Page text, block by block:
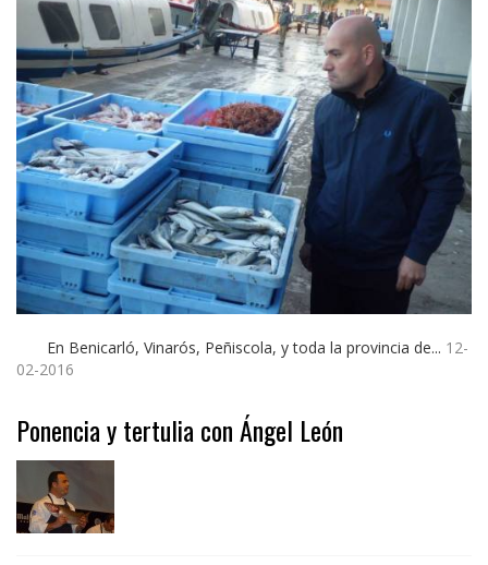
En Benicarló, Vinarós, Peñiscola, y toda la provincia de... 12-
02-2016
Ponencia y tertulia con Ángel León